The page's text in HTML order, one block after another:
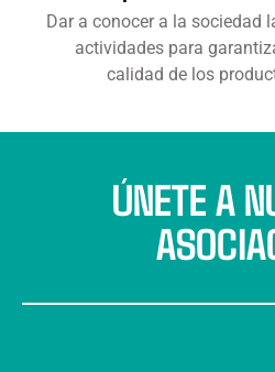
Dar a conocer a la sociedad
actividades para
calidad de los
ÚNETE A